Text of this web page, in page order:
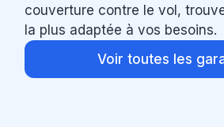
couverture contre le vol,
la plus adaptée à vos besoins.
Voir toutes les